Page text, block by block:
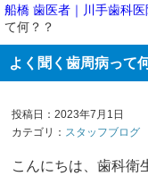
船橋 歯医者｜川手歯科
て何？？
よく聞く歯周病って
投稿日：2023年7月1日
カテゴリ： スタッフブログ
こんにちは、歯科衛